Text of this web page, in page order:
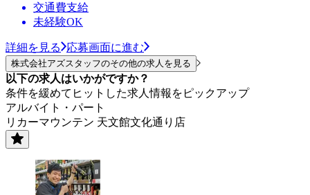
交通費支給
未経験OK
詳細を見る 応募画面に進む
株式会社アズスタッフのその他の求人を見る
以下の求人はいかがですか？
条件を緩めてヒットした求人情報をピックアップ
アルバイト・パート
リカーマウンテン 天文館文化通り店